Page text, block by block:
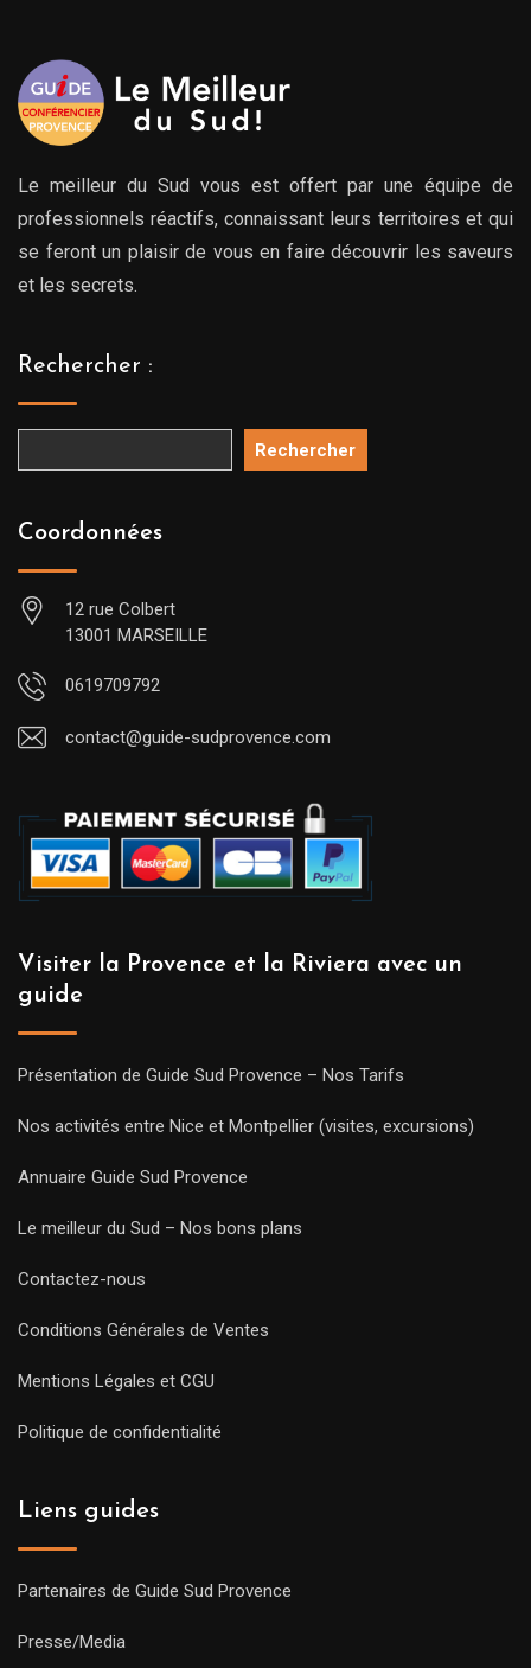
Le meilleur du Sud vous est offert par une équipe de
professionnels réactifs, connaissant leurs territoires et qui
se feront un plaisir de vous en faire découvrir les saveurs
et les secrets.
Rechercher :
Rechercher
Coordonnées
12 rue Colbert
13001 MARSEILLE
0619709792
contact@guide-sudprovence.com
Visiter la Provence et la Riviera avec un
guide
Présentation de Guide Sud Provence – Nos Tarifs
Nos activités entre Nice et Montpellier (visites, excursions)
Annuaire Guide Sud Provence
Le meilleur du Sud – Nos bons plans
Contactez-nous
Conditions Générales de Ventes
Mentions Légales et CGU
Politique de confidentialité
Liens guides
Partenaires de Guide Sud Provence
Presse/Media